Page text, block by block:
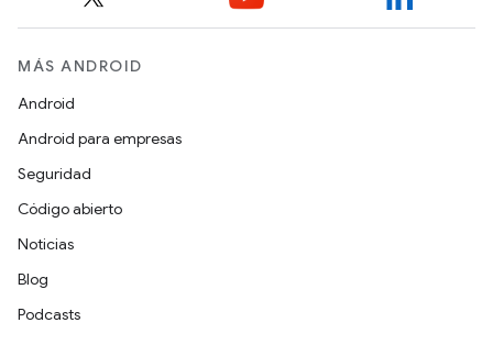
MÁS ANDROID
Android
Android para empresas
Seguridad
Código abierto
Noticias
Blog
Podcasts